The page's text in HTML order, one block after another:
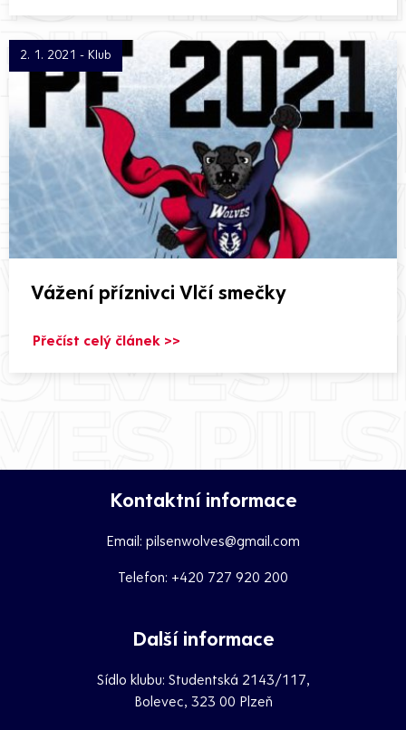
2. 1. 2021 - Klub
Vážení příznivci Vlčí smečky
Přečíst celý článek >>
Kontaktní informace
Email: pilsenwolves@gmail.com
Telefon: +420 727 920 200
Další informace
Sídlo klubu: Studentská 2143/117,
Bolevec, 323 00 Plzeň